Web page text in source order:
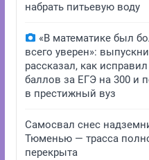
набрать питьевую воду
«В математике был
всего уверен»:
рассказал, как
баллов за ЕГЭ на 300 и
в престижный вуз
Самосвал снес
Тюменью — трасса
перекрыта